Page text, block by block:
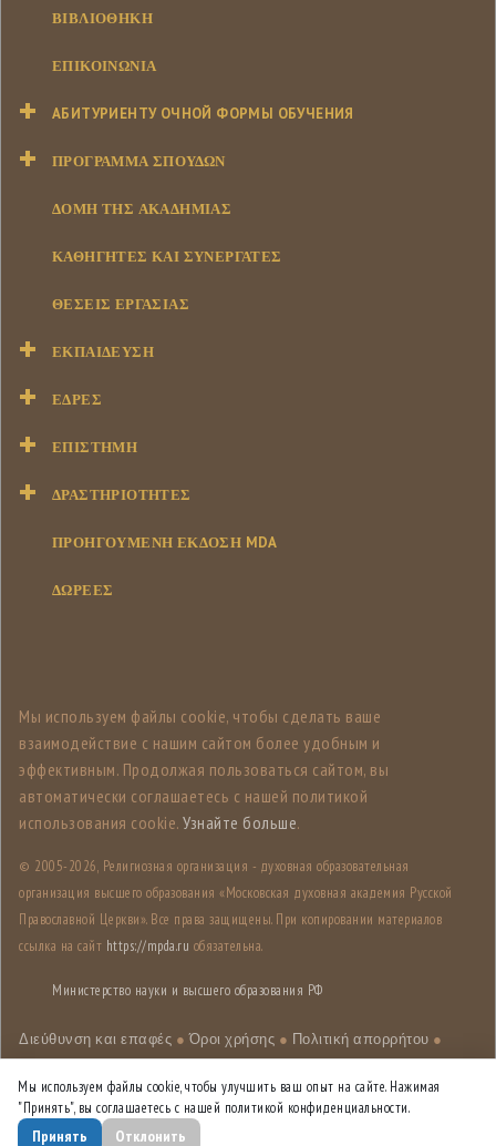
ΒΙΒΛΙΟΘΉΚΗ
ΕΠΙΚΟΙΝΩΝΊΑ
АБИТУРИЕНТУ ОЧНОЙ ФОРМЫ ОБУЧЕНИЯ
ΠΡΌΓΡΑΜΜΑ ΣΠΟΥΔΏΝ
ΔΟΜΉ ΤΗΣ ΑΚΑΔΗΜΊΑΣ
ΚΑΘΗΓΗΤΈΣ ΚΑΙ ΣΥΝΕΡΓΆΤΕΣ
ΘΈΣΕΙΣ ΕΡΓΑΣΊΑΣ
ΕΚΠΑΊΔΕΥΣΗ
ΕΔΡΕΣ
ΕΠΙΣΤΉΜΗ
ΔΡΑΣΤΗΡΙΌΤΗΤΕΣ
ΠΡΟΗΓΟΥΜΕΝΗ ΕΚΔΟΣΗ MDA
ΔΩΡΕΕΣ
Мы используем файлы cookie, чтобы сделать ваше
взаимодействие с нашим сайтом более удобным и
эффективным. Продолжая пользоваться сайтом, вы
автоматически соглашаетесь с нашей политикой
использования cookie. Узнайте больше.
© 2005-2026, Религиозная организация - духовная образовательная
организация высшего образования «Московская духовная академия Русской
Православной Церкви». Все права защищены. При копировании материалов
ссылка на сайт https://mpda.ru обязательна.
Министерство науки и высшего образования РФ
Διεύθυνση και επαφές ●Όροι χρήσης ● Πολιτική απορρήτου ●
Χάρτης ιστότοπου
Επεξεργασία designHSE DESIGN LAB
Мы используем файлы cookie, чтобы улучшить ваш опыт на сайте. Нажимая
"Принять", вы соглашаетесь с нашей политикой конфиденциальности.
Принять Отклонить